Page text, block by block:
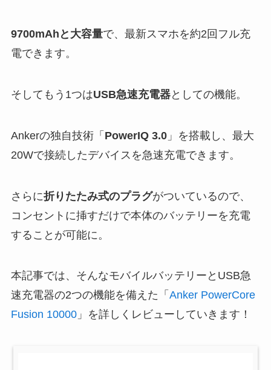
9700mAhと大容量で、最新スマホを約2回フル充
電できます。
そしてもう1つはUSB急速充電器としての機能。
Ankerの独自技術「 PowerIQ 3.0」を搭載し、最大
20Wで接続したデバイスを急速充電できます。
さらに折りたたみ式のプラグがついているので、
コンセントに挿すだけで本体のバッテリーを充電
することが可能に。
本記事では、そんなモバイルバッテリーとUSB急
速充電器の2つの機能を備えた「 Anker PowerCore
Fusion 10000」を詳しくレビューしていきます！